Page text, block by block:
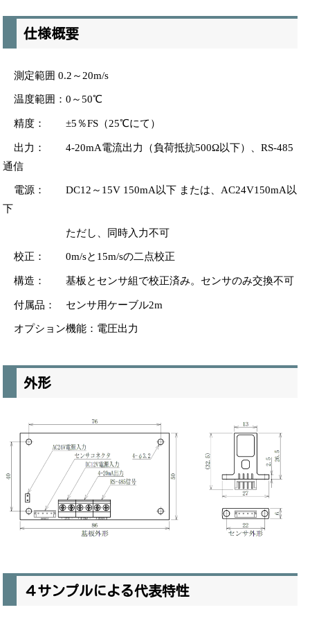
仕様概要
測定範囲 0.2～20m/s
温度範囲：0～50℃
精度： ±5％FS（25℃にて）
出力： 4-20mA電流出力（負荷抵抗500Ω以下）、RS-485
通信
電源： DC12～15V 150mA以下 または、AC24V150mA以
下
ただし、同時入力不可
校正： 0m/sと15m/sの二点校正
構造： 基板とセンサ組で校正済み。センサのみ交換不可
付属品： センサ用ケーブル2m
オプション機能：電圧出力
外形
４サンプルによる代表特性